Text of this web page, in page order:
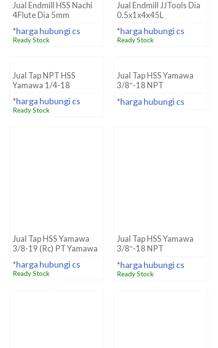
Jual Endmill HSS Nachi
4Flute Dia 5mm
*harga hubungi cs
Ready Stock
Jual Endmill JJTools Dia
0.5x1x4x45L
*harga hubungi cs
Ready Stock
Jual Tap NPT HSS
Yamawa 1/4-18
*harga hubungi cs
Ready Stock
Jual Tap HSS Yamawa
3/8″-18 NPT
*harga hubungi cs
*harga hubungi cs
Ready Stock
*harga hubungi cs
Ready Stock